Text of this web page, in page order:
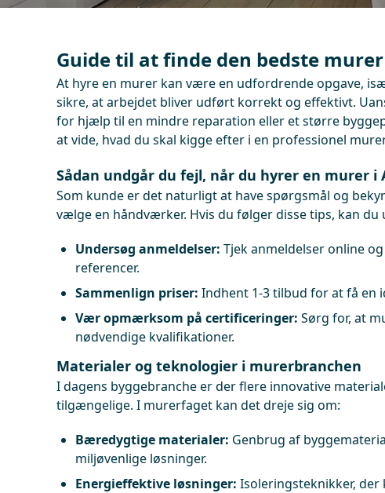
Guide til at finde den bedste
At hyre en murer kan være en udfordrende opgave,
sikre, at arbejdet bliver udført korrekt og effektivt.
for hjælp til en mindre reparation eller et større
at vide, hvad du skal kigge efter i en professionel
Sådan undgår du fejl, når du hyrer en murer i
Som kunde er det naturligt at have spørgsmål og
vælge en håndværker. Hvis du følger disse tips, kan du
Undersøg anmeldelser: Tjek anmeldelser online
referencer.
Sammenlign priser: Indhent 1-3 tilbud for at få en
Vær opmærksom på certificeringer: Sørg for, at
nødvendige kvalifikationer.
Materialer og teknologier i murerbranchen
I dagens byggebranche er der flere innovative
tilgængelige. I murerfaget kan det dreje sig om:
Bæredygtige materialer: Genbrug af
miljøvenlige løsninger.
Energieffektive løsninger: Isoleringsteknikker,